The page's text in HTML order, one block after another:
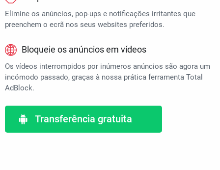
Elimine os anúncios, pop-ups e notificações irritantes que
preenchem o ecrã nos seus websites preferidos.
Bloqueie os anúncios em vídeos
Os vídeos interrompidos por inúmeros anúncios são agora um
incómodo passado, graças à nossa prática ferramenta Total
AdBlock.
Transferência gratuita